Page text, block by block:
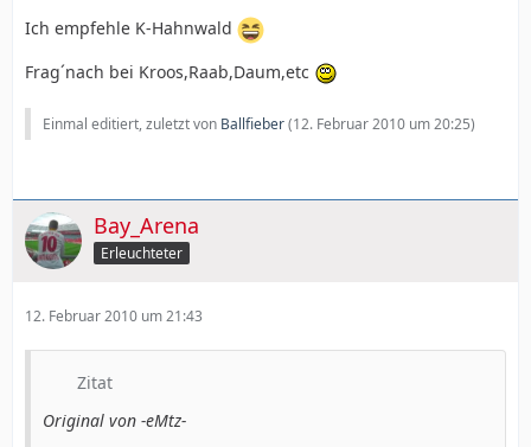
Ich empfehle K-Hahnwald
Frag´nach bei Kroos,Raab,Daum,etc
Einmal editiert, zuletzt von Ballfieber(12. Februar 2010 um 20:25)
Bay_Arena
Erleuchteter
12. Februar 2010 um 21:43
Zitat
Original von -eMtz-